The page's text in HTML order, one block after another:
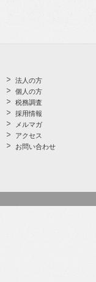
法人の方
個人の方
税務調査
採用情報
メルマガ
アクセス
お問い合わせ